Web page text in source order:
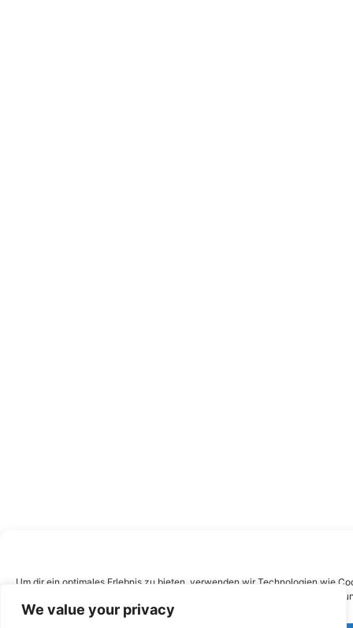
We value your privacy
Um dir ein optimales Erlebnis zu bieten, verwenden wir Technologien wie
Zustimmung nicht erteilst oder zurückziehst, können bestimmte Merkmale